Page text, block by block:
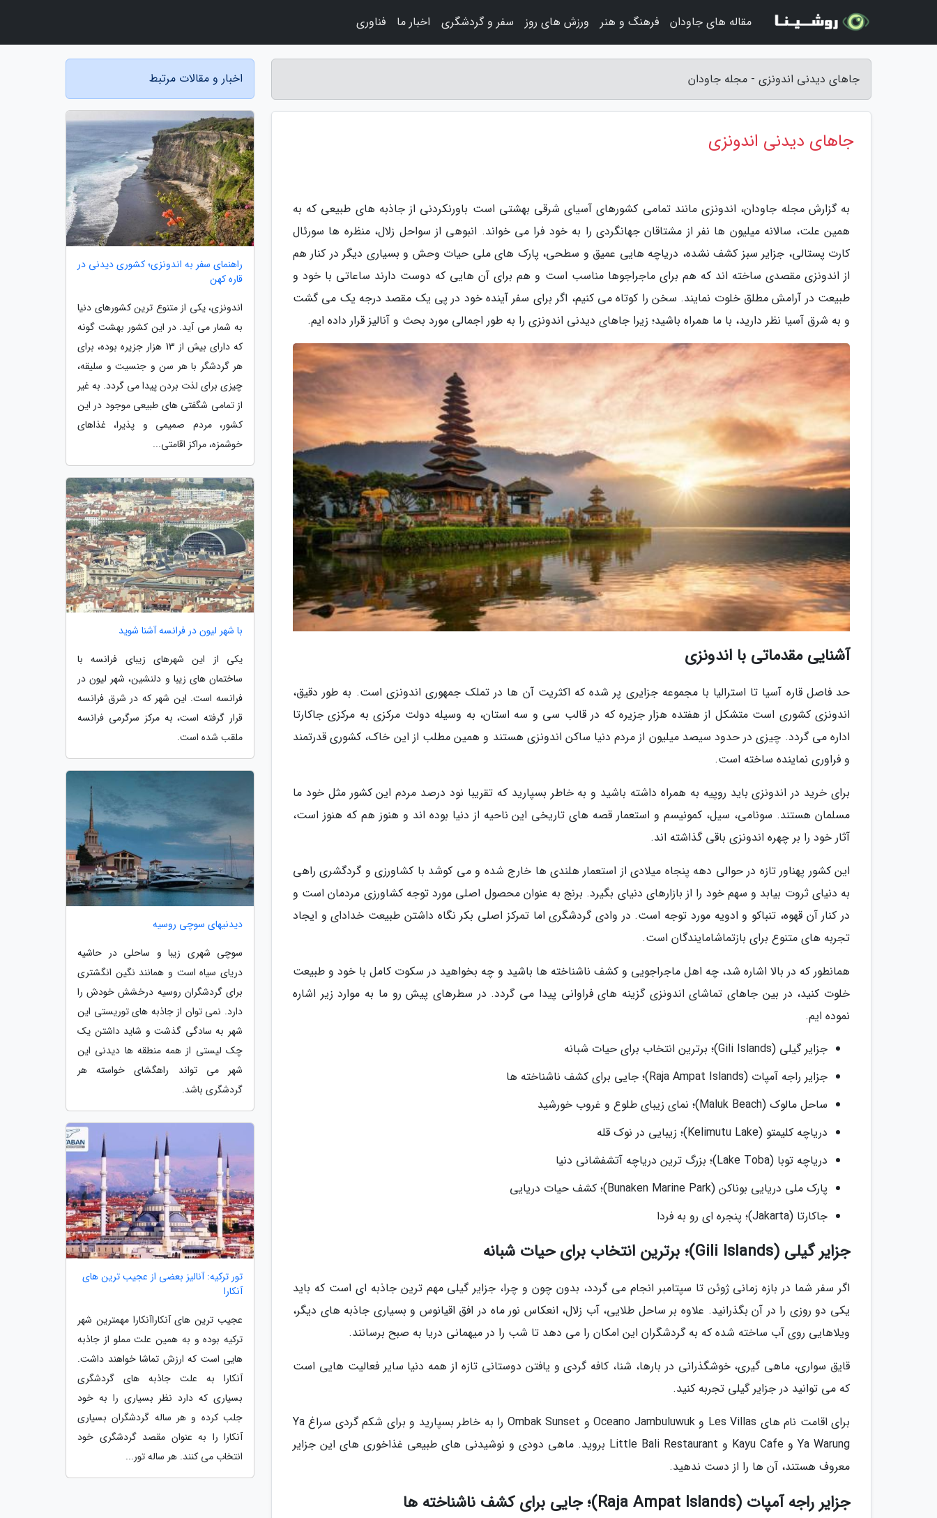
جاهای دیدنی اندونزی - مجله جاودان
جاهای دیدنی اندونزی
به گزارش مجله جاودان، اندونزی مانند تمامی کشورهای آسیای شرقی بهشتی است باورنکردنی از جاذبه های طبیعی که به
همین علت، سالانه میلیون ها نفر از مشتاقان جهانگردی را به خود فرا می خواند. انبوهی از سواحل زلال، منظره ها سورئال
کارت پستالی، جزایر سبز کشف نشده، دریاچه هایی عمیق و سطحی، پارک های ملی حیات وحش و بسیاری دیگر در کنار هم
از اندونزی مقصدی ساخته اند که هم برای ماجراجوها مناسب است و هم برای آن هایی که دوست دارند ساعاتی با خود و
طبیعت در آرامش مطلق خلوت نمایند. سخن را کوتاه می کنیم، اگر برای سفر آینده خود در پی یک مقصد درجه یک می گشت
و به شرق آسیا نظر دارید، با ما همراه باشید؛ زیرا جاهای دیدنی اندونزی را به طور اجمالی مورد بحث و آنالیز قرار داده ایم.
آشنایی مقدماتی با اندونزی
حد فاصل قاره آسیا تا استرالیا با مجموعه جزایری پر شده که اکثریت آن ها در تملک جمهوری اندونزی است. به طور دقیق،
اندونزی کشوری است متشکل از هفتده هزار جزیره که در قالب سی و سه استان، به وسیله دولت مرکزی به مرکزی جاکارتا
اداره می گردد. چیزی در حدود سیصد میلیون از مردم دنیا ساکن اندونزی هستند و همین مطلب از این خاک، کشوری قدرتمند
و فراوری نماینده ساخته است.
برای خرید در اندونزی باید روپیه به همراه داشته باشید و به خاطر بسپارید که تقریبا نود درصد مردم این کشور مثل خود ما
مسلمان هستند. سونامی، سیل، کمونیسم و استعمار قصه های تاریخی این ناحیه از دنیا بوده اند و هنوز هم که هنوز است،
آثار خود را بر چهره اندونزی باقی گذاشته اند.
این کشور پهناور تازه در حوالی دهه پنجاه میلادی از استعمار هلندی ها خارج شده و می کوشد با کشاورزی و گردگشری راهی
به دنیای ثروت بیابد و سهم خود را از بازارهای دنیای بگیرد. برنج به عنوان محصول اصلی مورد توجه کشاورزی مردمان است و
در کنار آن قهوه، تنباکو و ادویه مورد توجه است. در وادی گردشگری اما تمرکز اصلی بکر نگاه داشتن طبیعت خدادای و ایجاد
تجربه های متنوع برای بازتماشامایندگان است.
همانطور که در بالا اشاره شد، چه اهل ماجراجویی و کشف ناشناخته ها باشید و چه بخواهید در سکوت کامل با خود و طبیعت
خلوت کنید، در بین جاهای تماشای اندونزی گزینه های فراوانی پیدا می گردد. در سطرهای پیش رو ما به موارد زیر اشاره
نموده ایم.
جزایر گیلی (Gili Islands)؛ برترین انتخاب برای حیات شبانه
جزایر راجه آمپات (Raja Ampat Islands)؛ جایی برای کشف ناشناخته ها
ساحل مالوک (Maluk Beach)؛ نمای زیبای طلوع و غروب خورشید
دریاچه کلیمتو (Kelimutu Lake)؛ زیبایی در نوک قله
دریاچه توبا (Lake Toba)؛ بزرگ ترین دریاچه آتشفشانی دنیا
پارک ملی دریایی بوناکن (Bunaken Marine Park)؛ کشف حیات دریایی
جاکارتا (Jakarta)؛ پنجره ای رو به فردا
جزایر گیلی (Gili Islands)؛ برترین انتخاب برای حیات شبانه
اگر سفر شما در بازه زمانی ژوئن تا سپتامبر انجام می گردد، بدون چون و چرا، جزایر گیلی مهم ترین جاذبه ای است که باید
یکی دو روزی را در آن بگذرانید. علاوه بر ساحل طلایی، آب زلال، انعکاس نور ماه در افق اقیانوس و بسیاری جاذبه های دیگر،
ویلاهایی روی آب ساخته شده که به گردشگران این امکان را می دهد تا شب را در میهمانی دریا به صبح برسانند.
قایق سواری، ماهی گیری، خوشگذرانی در بارها، شنا، کافه گردی و یافتن دوستانی تازه از همه دنیا سایر فعالیت هایی است
که می توانید در جزایر گیلی تجربه کنید.
برای اقامت نام های Les Villas و Oceano Jambuluwuk و Ombak Sunset را به خاطر بسپارید و برای شکم گردی سراغ Ya
Ya Warung و Kayu Cafe و Little Bali Restaurant بروید. ماهی دودی و نوشیدنی های طبیعی غذاخوری های این جزایر
معروف هستند، آن ها را از دست ندهید.
جزایر راجه آمپات (Raja Ampat Islands)؛ جایی برای کشف ناشناخته ها
اخبار و مقالات مرتبط
راهنمای سفر به اندونزی؛ کشوری دیدنی در
قاره کهن
اندونزی، یکی از متنوع ترین کشورهای دنیا
به شمار می آید. در این کشور بهشت گونه
که دارای بیش از 13 هزار جزیره بوده، برای
هر گردشگر با هر سن و جنسیت و سلیقه،
چیزی برای لذت بردن پیدا می گردد. به غیر
از تمامی شگفتی های طبیعی موجود در این
کشور، مردم صمیمی و پذیرا، غذاهای
خوشمزه، مراکز اقامتی...
با شهر لیون در فرانسه آشنا شوید
یکی از این شهرهای زیبای فرانسه با
ساختمان های زیبا و دلنشین، شهر لیون در
فرانسه است. این شهر که در شرق فرانسه
قرار گرفته است، به مرکز سرگرمی فرانسه
ملقب شده است.
دیدنیهای سوچی روسیه
سوچی شهری زیبا و ساحلی در حاشیه
دریای سیاه است و همانند نگین انگشتری
برای گردشگران روسیه درخشش خودش را
دارد. نمی توان از جاذبه های توریستی این
شهر به سادگی گذشت و شاید داشتن یک
چک لیستی از همه منطقه ها دیدنی این
شهر می تواند راهگشای خواسته هر
گردشگری باشد.
تور ترکیه: آنالیز بعضی از عجیب ترین های
آنکارا
عجیب ترین های آنکاراآنکارا مهمترین شهر
ترکیه بوده و به همین علت مملو از جاذبه
هایی است که ارزش تماشا خواهند داشت.
آنکارا به علت جاذبه های گردشگری
بسیاری که دارد نظر بسیاری را به خود
جلب کرده و هر ساله گردشگران بسیاری
آنکارا را به عنوان مقصد گردشگری خود
انتخاب می کنند. هر ساله تور...
مقاله های جاودان فرهنگ و هنر ورزش های روز سفر و گردشگری اخبار ما فناوری